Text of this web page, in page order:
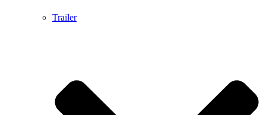
Trailer